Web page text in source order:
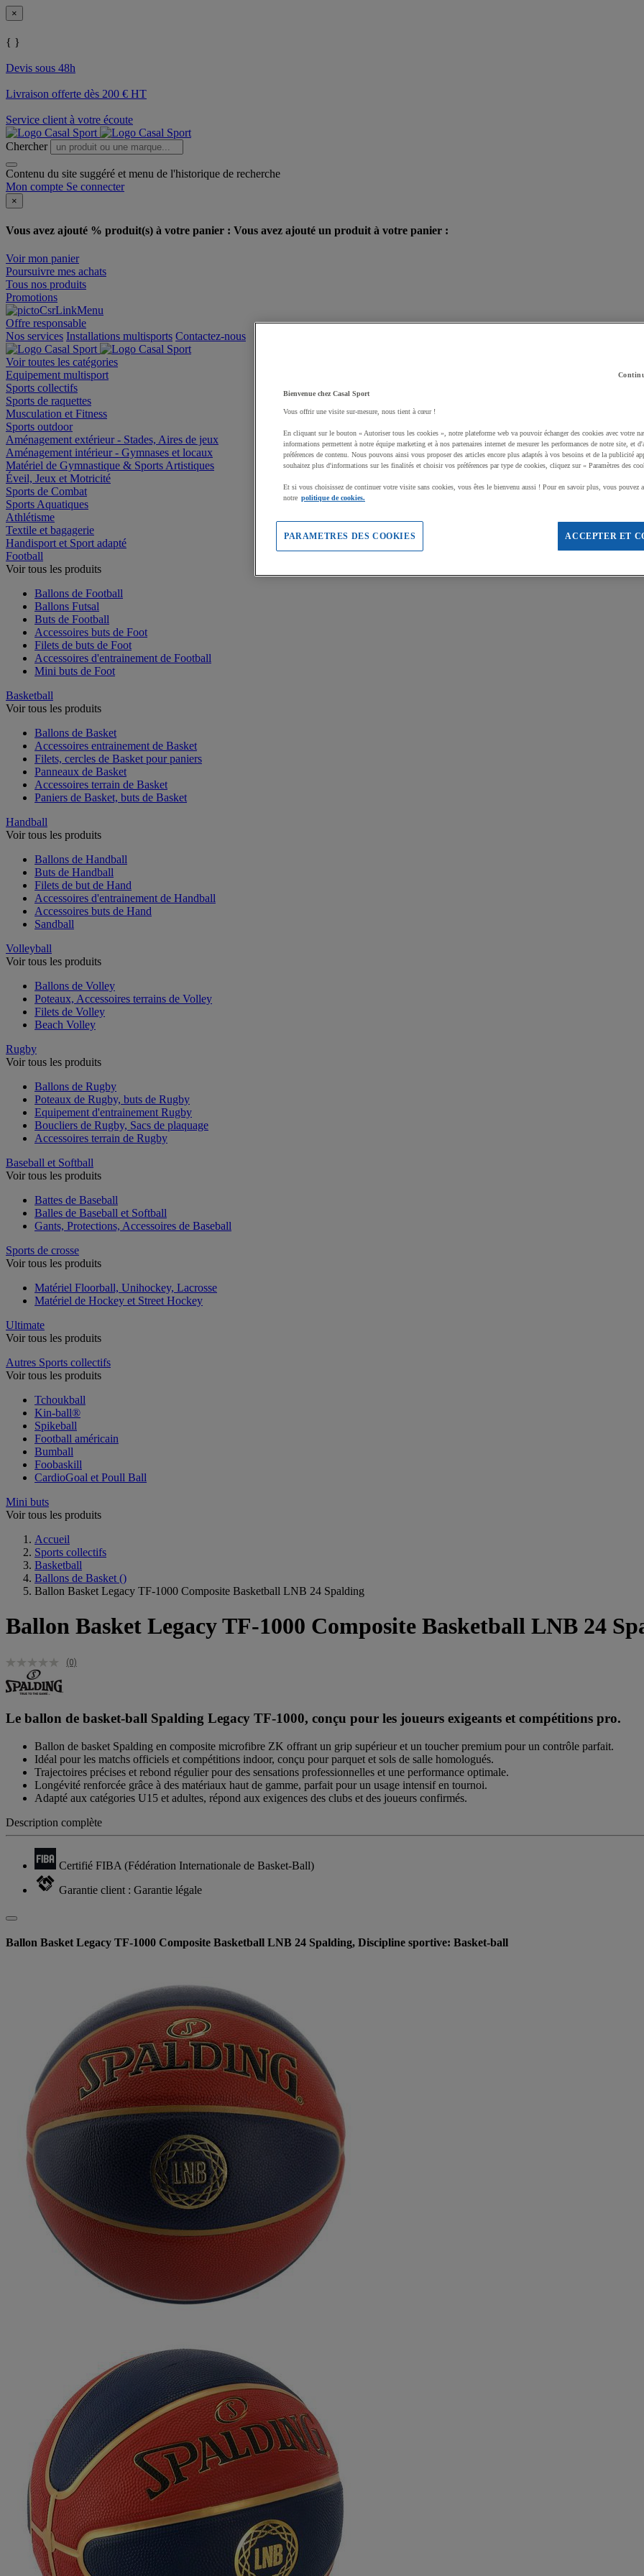
×
{ }
Devis sous 48h
Livraison offerte dès 200 € HT
Service client à votre écoute
Chercher
Contenu du site suggéré et menu de l'historique de recherche
Mon compte Se connecter
×
Vous avez ajouté % produit(s) à votre panier : Vous avez ajouté un produit à votre panier :
Voir mon panier
Poursuivre mes achats
Tous nos produits
Promotions
Offre responsable
Nos services Installations multisports Contactez-nous
Voir toutes les catégories
Equipement multisport
Sports collectifs
Sports de raquettes
Musculation et Fitness
Sports outdoor
Aménagement extérieur - Stades, Aires de jeux
Aménagement intérieur - Gymnases et locaux
Matériel de Gymnastique & Sports Artistiques
Éveil, Jeux et Motricité
Sports de Combat
Sports Aquatiques
Athlétisme
Textile et bagagerie
Handisport et Sport adapté
Football
Voir tous les produits
Ballons de Football
Ballons Futsal
Buts de Football
Accessoires buts de Foot
Filets de buts de Foot
Accessoires d'entrainement de Football
Mini buts de Foot
Basketball
Voir tous les produits
Ballons de Basket
Accessoires entrainement de Basket
Filets, cercles de Basket pour paniers
Panneaux de Basket
Accessoires terrain de Basket
Paniers de Basket, buts de Basket
Handball
Voir tous les produits
Ballons de Handball
Buts de Handball
Filets de but de Hand
Accessoires d'entrainement de Handball
Accessoires buts de Hand
Sandball
Volleyball
Voir tous les produits
Ballons de Volley
Poteaux, Accessoires terrains de Volley
Filets de Volley
Beach Volley
Rugby
Voir tous les produits
Ballons de Rugby
Poteaux de Rugby, buts de Rugby
Equipement d'entrainement Rugby
Boucliers de Rugby, Sacs de plaquage
Accessoires terrain de Rugby
Baseball et Softball
Voir tous les produits
Battes de Baseball
Balles de Baseball et Softball
Gants, Protections, Accessoires de Baseball
Sports de crosse
Voir tous les produits
Matériel Floorball, Unihockey, Lacrosse
Matériel de Hockey et Street Hockey
Ultimate
Voir tous les produits
Autres Sports collectifs
Voir tous les produits
Tchoukball
Kin-ball®
Spikeball
Football américain
Bumball
Foobaskill
CardioGoal et Poull Ball
Mini buts
Voir tous les produits
Accueil
Sports collectifs
Basketball
Ballons de Basket ()
Ballon Basket Legacy TF-1000 Composite Basketball LNB 24 Spalding
Ballon Basket Legacy TF-1000 Composite Basketball LNB 24
(0)
Le ballon de basket-ball Spalding Legacy TF-1000, conçu pour les joueurs exigeants et compétitions pro.
Ballon de basket Spalding en composite microfibre ZK offrant un grip supérieur et un toucher premium pour un contrôle parfait.
Idéal pour les matchs officiels et compétitions indoor, conçu pour parquet et sols de salle homologués.
Trajectoires précises et rebond régulier pour des sensations professionnelles et une performance optimale.
Longévité renforcée grâce à des matériaux haut de gamme, parfait pour un usage intensif en tournoi.
Adapté aux catégories U15 et adultes, répond aux exigences des clubs et des joueurs confirmés.
Description complète
Certifié FIBA (Fédération Internationale de Basket-Ball)
Garantie client : Garantie légale
Ballon Basket Legacy TF-1000 Composite Basketball LNB 24 Spalding, Discipline sportive: Basket-ball
Bienvenue chez Casal Sport
Vous offrir une visite sur-mesure, nous tient à cœur !
En cliquant sur le bouton « Autoriser tous les cookies », notre plateforme web va pouvoir échanger des cookies avec votre
informations permettent à notre équipe marketing et à nos partenaires internet de mesurer les performances de notre site, et
préférences de contenu. Nous pouvons ainsi vous proposer des articles encore plus adaptés à vos besoins et de la publicité
souhaitez plus d'informations sur les finalités et choisir vos préférences par type de cookies, cliquez sur « Paramètres des
Et si vous choisissez de continuer votre visite sans cookies, vous êtes le bienvenu aussi ! Pour en savoir plus, vous pouvez
notre politique de cookies.
ACCEPTER ET
PARAMETRES DES COOKIES